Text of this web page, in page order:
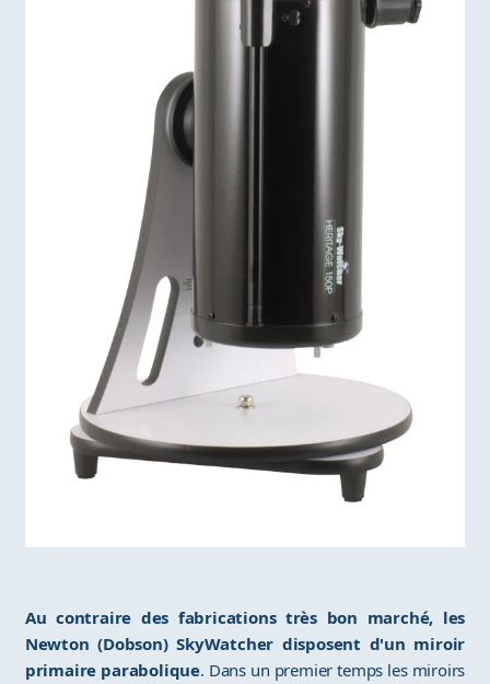
Au contraire des fabrications très bon marché, les
Newton (Dobson) SkyWatcher disposent d'un miroir
primaire parabolique. Dans un premier temps les miroirs